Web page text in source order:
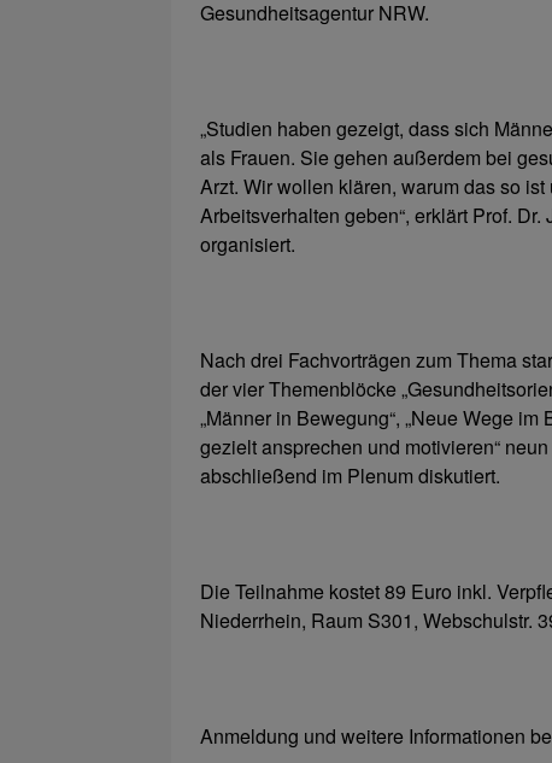
Gesundheitsagentur NRW.
„Studien haben gezeigt, dass sich
als Frauen. Sie gehen außerdem bei
Arzt. Wir wollen klären, warum das so
Arbeitsverhalten geben“, erklärt Prof.
organisiert.
Nach drei Fachvorträgen zum Thema
der vier Themenblöcke
„Männer in Bewegung“, „Neue Wege
gezielt ansprechen und motivieren“
abschließend im Plenum diskutiert.
Die Teilnahme kostet 89 Euro inkl.
Niederrhein, Raum S301, Webschulstr.
Anmeldung und weitere Informationen